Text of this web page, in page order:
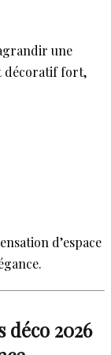
une
décoratif fort,
d’espace
déco 2026